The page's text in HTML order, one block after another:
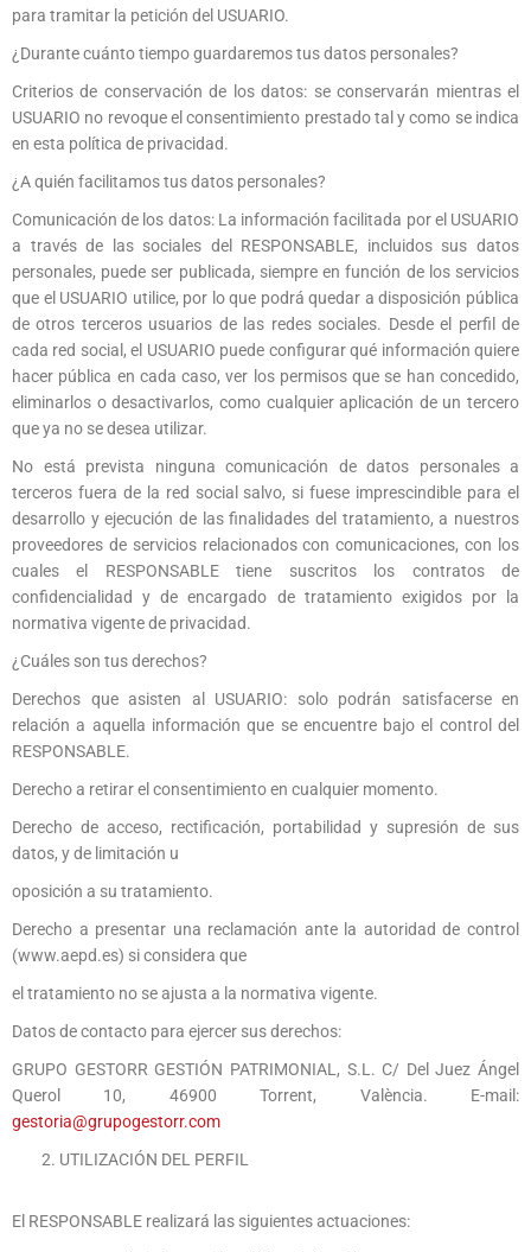
para tramitar la petición del USUARIO.
¿Durante cuánto tiempo guardaremos tus datos personales?
Criterios de conservación de los datos: se conservarán mientras el
USUARIO no revoque el consentimiento prestado tal y como se indica
en esta política de privacidad.
¿A quién facilitamos tus datos personales?
Comunicación de los datos: La información facilitada por el USUARIO
a través de las sociales del RESPONSABLE, incluidos sus datos
personales, puede ser publicada, siempre en función de los servicios
que el USUARIO utilice, por lo que podrá quedar a disposición pública
de otros terceros usuarios de las redes sociales. Desde el perfil de
cada red social, el USUARIO puede configurar qué información quiere
hacer pública en cada caso, ver los permisos que se han concedido,
eliminarlos o desactivarlos, como cualquier aplicación de un tercero
que ya no se desea utilizar.
No está prevista ninguna comunicación de datos personales a
terceros fuera de la red social salvo, si fuese imprescindible para el
desarrollo y ejecución de las finalidades del tratamiento, a nuestros
proveedores de servicios relacionados con comunicaciones, con los
cuales el RESPONSABLE tiene suscritos los contratos de
confidencialidad y de encargado de tratamiento exigidos por la
normativa vigente de privacidad.
¿Cuáles son tus derechos?
Derechos que asisten al USUARIO: solo podrán satisfacerse en
relación a aquella información que se encuentre bajo el control del
RESPONSABLE.
Derecho a retirar el consentimiento en cualquier momento.
Derecho de acceso, rectificación, portabilidad y supresión de sus
datos, y de limitación u
oposición a su tratamiento.
Derecho a presentar una reclamación ante la autoridad de control
(www.aepd.es) si considera que
el tratamiento no se ajusta a la normativa vigente.
Datos de contacto para ejercer sus derechos:
GRUPO GESTORR GESTIÓN PATRIMONIAL, S.L. C/ Del Juez Ángel
Querol 10, 46900 Torrent, València. E-mail:
gestoria@grupogestorr.com
UTILIZACIÓN DEL PERFIL
El RESPONSABLE realizará las siguientes actuaciones: